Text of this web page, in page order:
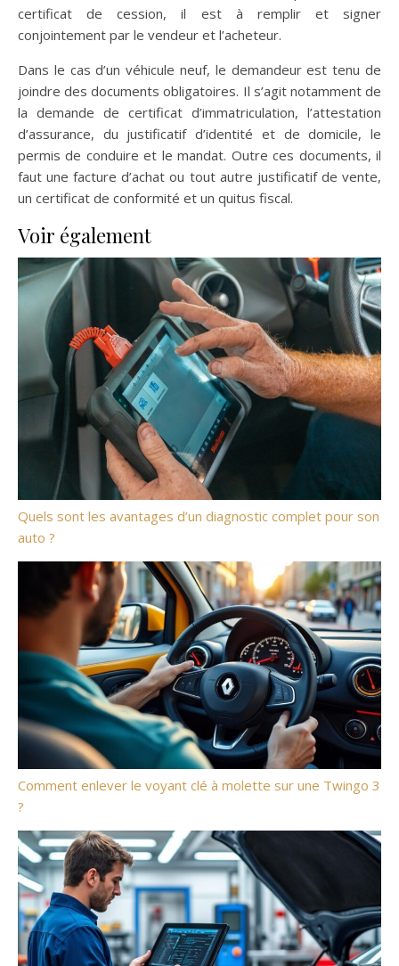
certificat de cession, il est à remplir et signer
conjointement par le vendeur et l’acheteur.
Dans le cas d’un véhicule neuf, le demandeur est tenu de
joindre des documents obligatoires. Il s’agit notamment de
la demande de certificat d’immatriculation, l’attestation
d’assurance, du justificatif d’identité et de domicile, le
permis de conduire et le mandat. Outre ces documents, il
faut une facture d’achat ou tout autre justificatif de vente,
un certificat de conformité et un quitus fiscal.
Voir également
Quels sont les avantages d’un diagnostic complet pour son
auto ?
Comment enlever le voyant clé à molette sur une Twingo 3
?